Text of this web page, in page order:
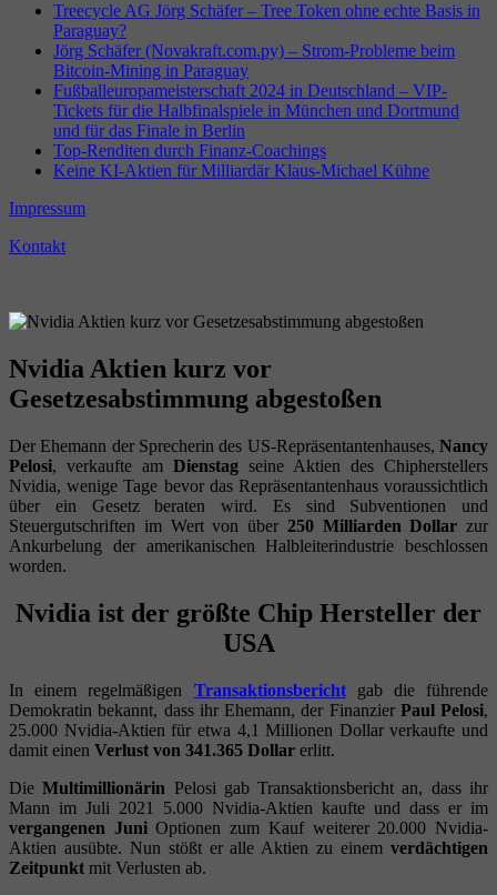
Treecycle AG Jörg Schäfer – Tree Token ohne echte Basis in
Paraguay?
Jörg Schäfer (Novakraft.com.py) – Strom-Probleme beim
Bitcoin-Mining in Paraguay
Fußballeuropameisterschaft 2024 in Deutschland – VIP-
Tickets für die Halbfinalspiele in München und Dortmund
und für das Finale in Berlin
Top-Renditen durch Finanz-Coachings
Keine KI-Aktien für Milliardär Klaus-Michael Kühne
Impressum
Kontakt
Nvidia Aktien kurz vor
Gesetzesabstimmung abgestoßen
Der Ehemann der Sprecherin des US-Repräsentantenhauses, Nancy
Pelosi, verkaufte am Dienstag seine Aktien des Chipherstellers
Nvidia, wenige Tage bevor das Repräsentantenhaus voraussichtlich
über ein Gesetz beraten wird. Es sind Subventionen und
Steuergutschriften im Wert von über 250 Milliarden Dollar zur
Ankurbelung der amerikanischen Halbleiterindustrie beschlossen
worden.
Nvidia ist der größte Chip Hersteller der
USA
In einem regelmäßigen Transaktionsberichtgab die führende
Demokratin bekannt, dass ihr Ehemann, der Finanzier Paul Pelosi,
25.000 Nvidia-Aktien für etwa 4,1 Millionen Dollar verkaufte und
damit einen Verlust von 341.365 Dollar erlitt.
DieMultimillionärin Pelosi gab Transaktionsbericht an, dass ihr
Mann im Juli 2021 5.000 Nvidia-Aktien kaufte und dass er im
vergangenen JuniOptionen zum Kauf weiterer 20.000 Nvidia-
Aktien ausübte. Nun stößt er alle Aktien zu einem verdächtigen
Zeitpunkt mit Verlusten ab.